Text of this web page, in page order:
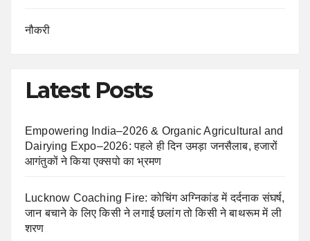
नौकरी
Latest Posts
Empowering India–2026 & Organic Agricultural and
Dairying Expo–2026: पहले ही दिन उमड़ा जनसैलाब, हजारों
आगंतुकों ने किया एक्सपो का भ्रमण
Lucknow Coaching Fire: कोचिंग अग्निकांड में दर्दनाक संघर्ष,
जान बचाने के लिए किसी ने लगाई छलांग तो किसी ने बाथरूम में ली
शरण